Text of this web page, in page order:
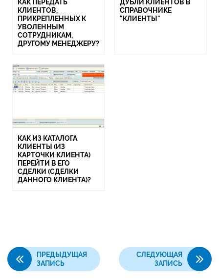
КАК ПЕРЕДАТЬ
КЛИЕНТОВ,
ПРИКРЕПЛЕННЫХ К
УВОЛЕННЫМ
СОТРУДНИКАМ,
ДРУГОМУ МЕНЕДЖЕРУ?
ДУБЛИ КЛИЕНТОВ В
СПРАВОЧНИКЕ
"КЛИЕНТЫ"
КАК ИЗ КАТАЛОГА
КЛИЕНТЫ (ИЗ
КАРТОЧКИ КЛИЕНТА)
ПЕРЕЙТИ В ЕГО
СДЕЛКИ (СДЕЛКИ
ДАННОГО КЛИЕНТА)?
ПРЕДЫДУЩАЯ
ЗАПИСЬ
СЛЕДУЮЩАЯ
ЗАПИСЬ